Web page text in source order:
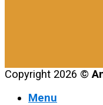
Copyright 2026 ©
Menu